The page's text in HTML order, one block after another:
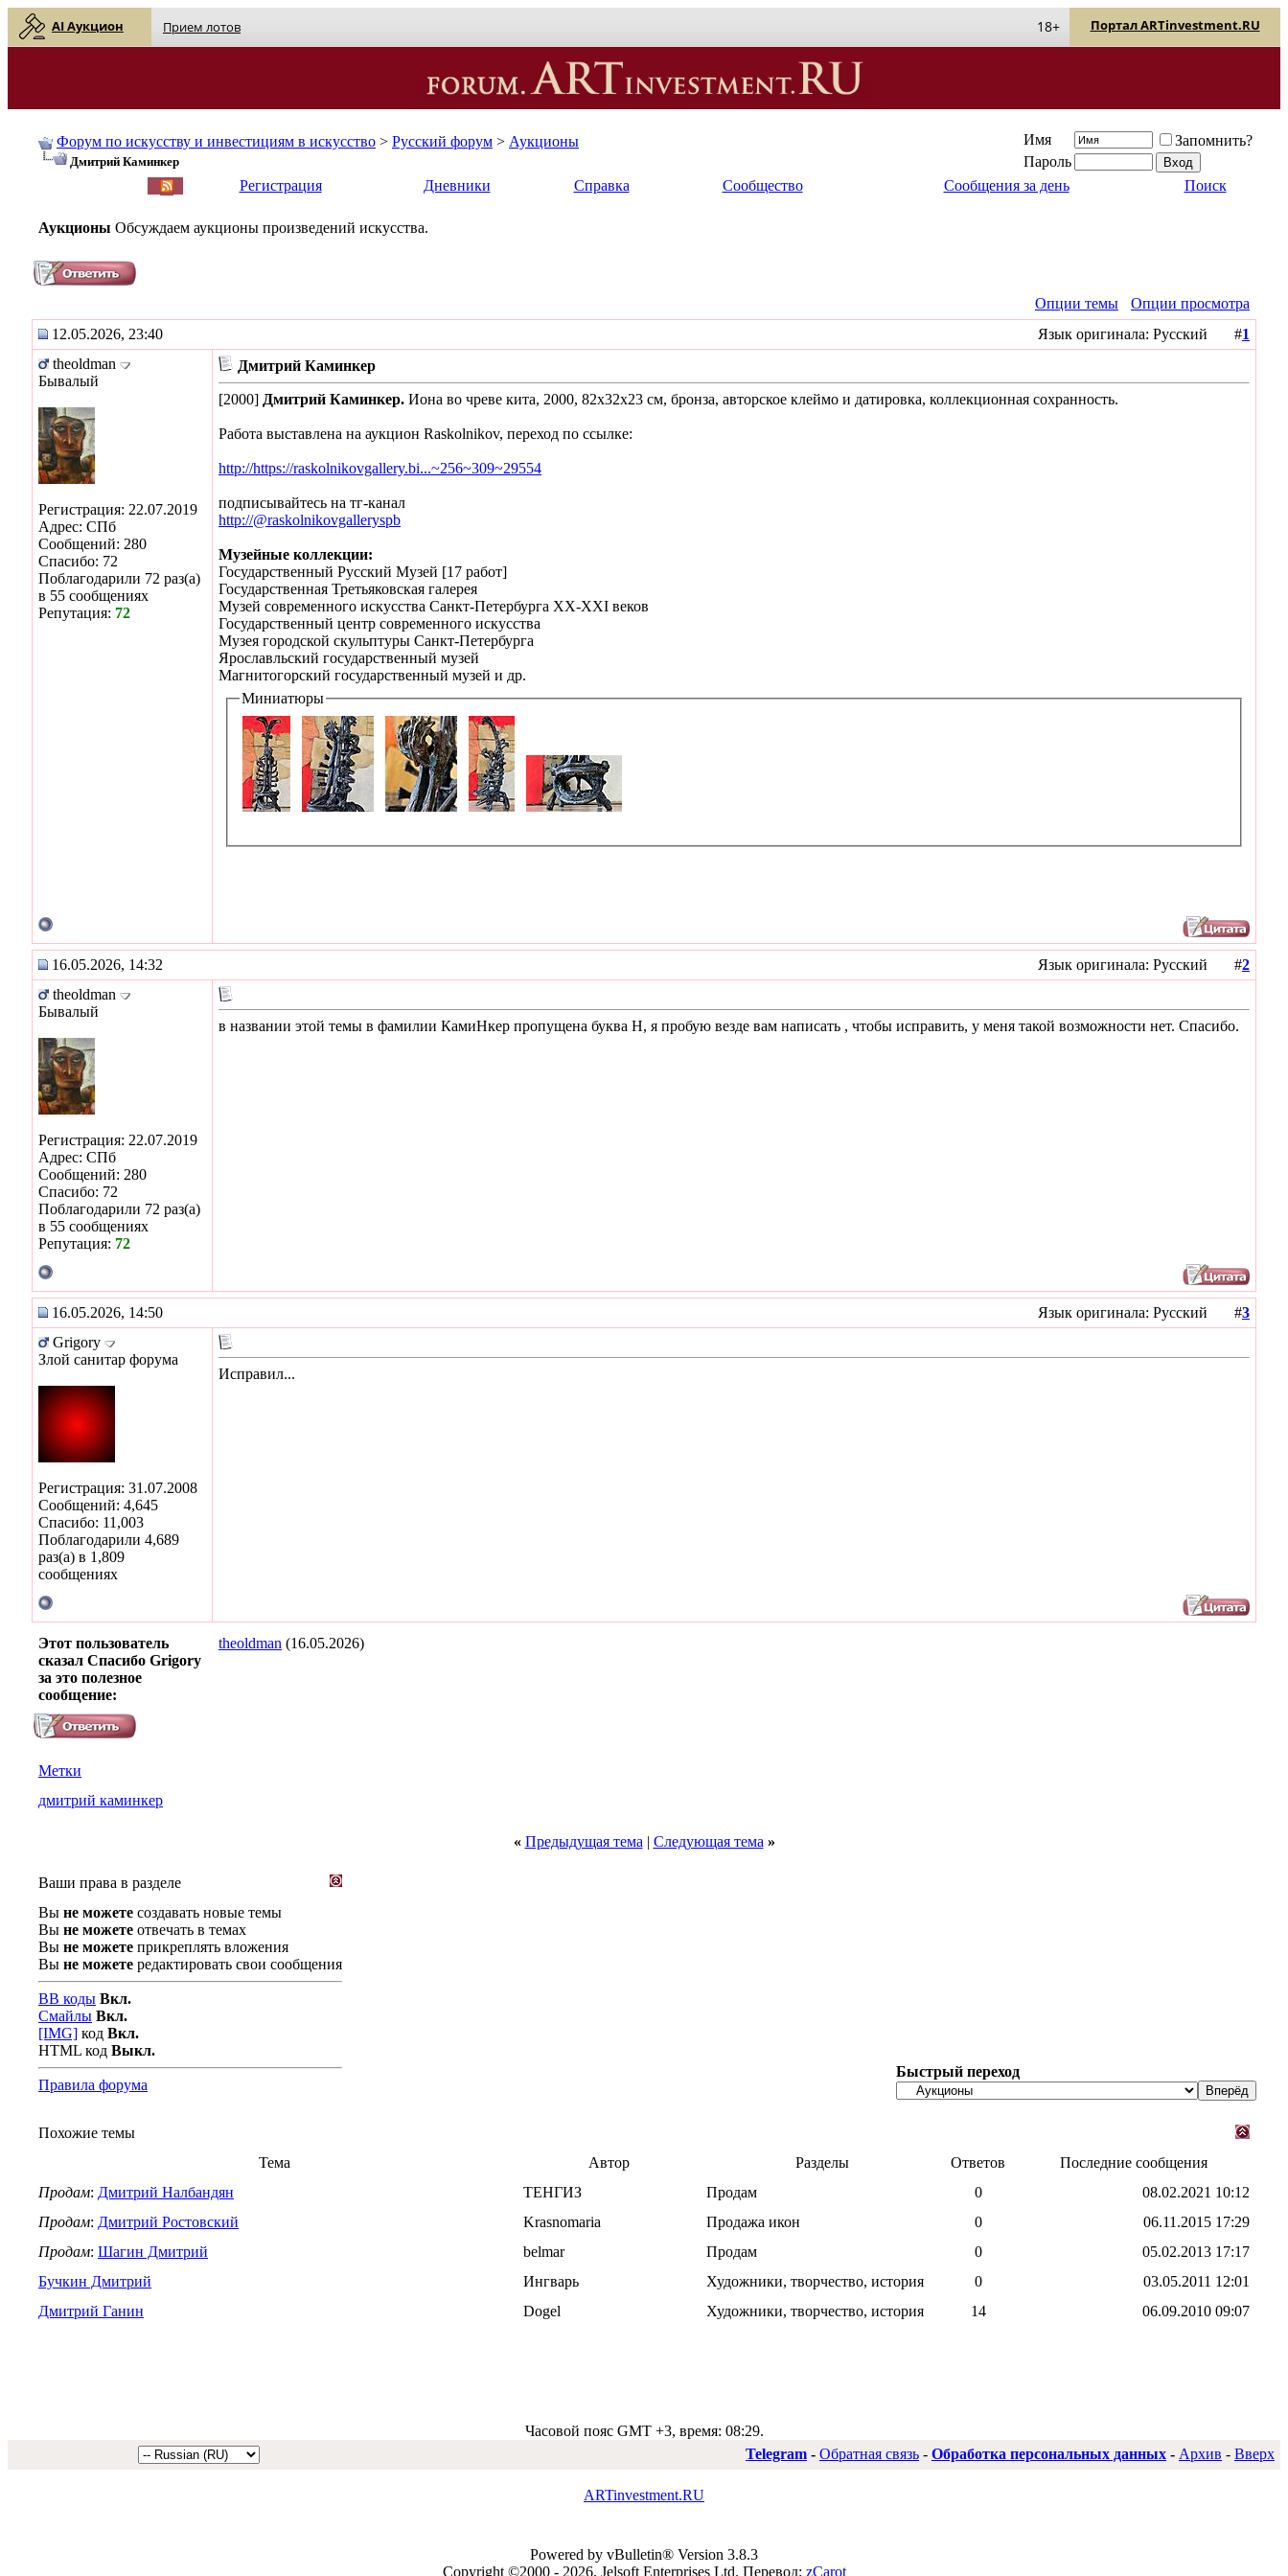
AI Аукцион Прием лотов Портал ARTinvestment.RU
18+
Форум по искусству и инвестициям в искусство > Русский форум > Аукционы
Дмитрий Каминкер
Имя
Запомнить?
Пароль
Регистрация Дневники Справка Сообщество Сообщения за день Поиск
Аукционы Обсуждаем аукционы произведений искусства.
Опции темы
Опции просмотра
12.05.2026, 23:40
Язык оригинала: Русский #1
theoldman
Бывалый
Регистрация: 22.07.2019
Адрес: СПб
Сообщений: 280
Спасибо: 72
Поблагодарили 72 раз(а)
в 55 сообщениях
Репутация: 72
Дмитрий Каминкер
[2000] Дмитрий Каминкер. Иона во чреве кита, 2000, 82х32х23 см, бронза, авторское клеймо и датировка, коллекционная сохранность.
Работа выставлена на аукцион Raskolnikov, переход по ссылке:
http://https://raskolnikovgallery.bi...~256~309~29554
подписывайтесь на тг-канал
http://@raskolnikovgalleryspb
Музейные коллекции:
Государственный Русский Музей [17 работ]
Государственная Третьяковская галерея
Музей современного искусства Санкт-Петербурга XX-XXI веков
Государственный центр современного искусства
Музея городской скульптуры Санкт-Петербурга
Ярославльский государственный музей
Магнитогорский государственный музей и др.
Миниатюры
16.05.2026, 14:32 Язык оригинала: Русский #2
theoldman
Бывалый
Регистрация: 22.07.2019
Адрес: СПб
Сообщений: 280
Спасибо: 72
Поблагодарили 72 раз(а)
в 55 сообщениях
Репутация: 72
в названии этой темы в фамилии КамиНкер пропущена буква Н, я пробую везде вам написать , чтобы исправить, у меня такой возможности нет. Спасибо.
16.05.2026, 14:50 Язык оригинала: Русский #3
Grigory
Злой санитар форума
Регистрация: 31.07.2008
Сообщений: 4,645
Спасибо: 11,003
Поблагодарили 4,689
раз(а) в 1,809
сообщениях
Исправил...
Этот пользователь
сказал Спасибо Grigory
за это полезное
сообщение:
theoldman (16.05.2026)
Метки
дмитрий каминкер
« Предыдущая тема | Следующая тема »
Ваши права в разделе
Вы не можете создавать новые темы
Вы не можете отвечать в темах
Вы не можете прикреплять вложения
Вы не можете редактировать свои сообщения
BB коды Вкл.
Смайлы Вкл.
[IMG] код Вкл.
HTML код Выкл.
Правила форума
Быстрый переход
Похожие темы
Тема
Автор Разделы Ответов
Последние сообщения
Продам: Дмитрий Налбандян ТЕНГИЗ Продам 0 08.02.2021 10:12
Продам: Дмитрий Ростовский Krasnomaria Продажа икон 0 06.11.2015 17:29
Продам: Шагин Дмитрий belmar Продам 0 05.02.2013 17:17
Бучкин Дмитрий
Ингварь Художники, творчество, история 0 03.05.2011 12:01
Дмитрий Ганин
Dogel Художники, творчество, история 14 06.09.2010 09:07
Часовой пояс GMT +3, время: 08:29.
Telegram - Обратная связь - Обработка персональных данных - Архив - Вверх
ARTinvestment.RU
Powered by vBulletin® Version 3.8.3
Copyright ©2000 - 2026, Jelsoft Enterprises Ltd. Перевод: zCarot